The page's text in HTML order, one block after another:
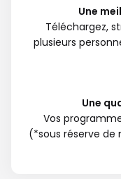
Une
Téléchargez,
plusieurs
Une
Vos
(*sous réserve de